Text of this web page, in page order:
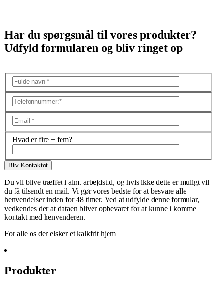
Har du spørgsmål til vores produkter?
Udfyld formularen og bliv ringet op
Hvad er fire + fem?
Du vil blive træffet i alm. arbejdstid, og hvis ikke dette er muligt vil
du få tilsendt en mail. Vi gør vores bedste for at besvare alle
henvendelser inden for 48 timer. Ved at udfylde denne formular,
vedkendes der at dataen bliver opbevaret for at kunne i komme
kontakt med henvenderen.
For alle os der elskeret kalkfrit hjem
Produkter